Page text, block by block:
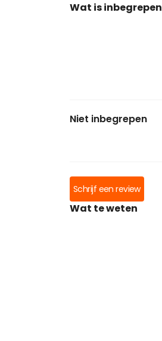
Wat is inbegrepen
Niet inbegrepen
Schrijf een review
Wat te weten